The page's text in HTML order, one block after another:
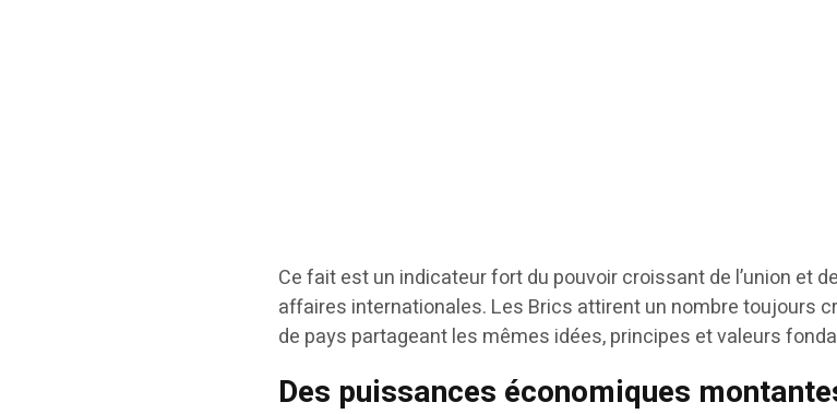
Ce fait est un indicateur fort du pouvoir croissant de l’union et
affaires internationales. Les Brics attirent un nombre toujours
de pays partageant les mêmes idées, principes et valeurs
Des puissances économiques